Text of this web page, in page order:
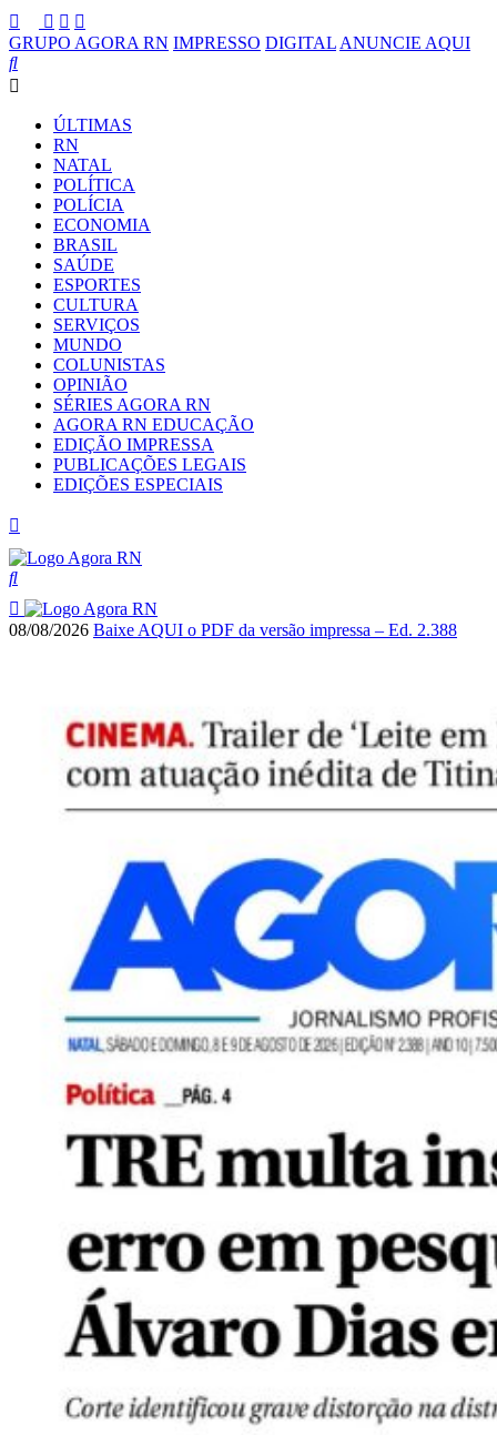
GRUPO AGORA RN IMPRESSO DIGITAL ANUNCIE AQUI
ÚLTIMAS
RN
NATAL
POLÍTICA
POLÍCIA
ECONOMIA
BRASIL
SAÚDE
ESPORTES
CULTURA
SERVIÇOS
MUNDO
COLUNISTAS
OPINIÃO
SÉRIES AGORA RN
AGORA RN EDUCAÇÃO
EDIÇÃO IMPRESSA
PUBLICAÇÕES LEGAIS
EDIÇÕES ESPECIAIS
08/08/2026 Baixe AQUI o PDF da versão impressa – Ed. 2.388